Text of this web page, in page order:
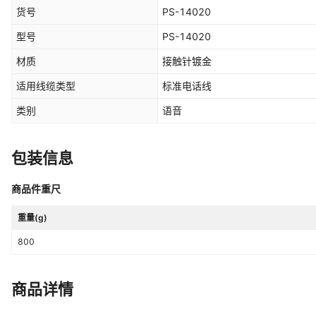
货号 PS-14020
型号 PS-14020
材质 接触针镀金
适用线缆类型 标准电话线
类别 语音
包装信息
商品件重尺
重量(g)
800
商品详情